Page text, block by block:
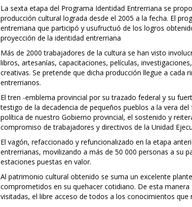
La sexta etapa del Programa Identidad Entrerriana se
producción cultural lograda desde el 2005 a la fecha. El
entrerriana que participó y usufructuó de los logros
proyección de la identidad entrerriana
Más de 2000 trabajadores de la cultura se han visto
libros, artesanías, capacitaciones, películas,
creativas. Se pretende que dicha producción llegue a
entrerrianos.
El tren -emblema provincial por su trazado federal y su
testigo de la decadencia de pequeños pueblos a la vera
política de nuestro Gobierno provincial, el sostenido y
compromiso de trabajadores y directivos de la Unidad
El vagón, refaccionado y refuncionalizado en la etapa
entrerrianas, movilizando a más de 50 000 personas a su
estaciones puestas en valor.
Al patrimonio cultural obtenido se suma un excelente
comprometidos en su quehacer cotidiano. De esta
visitadas, el libre acceso de todos a los conocimientos